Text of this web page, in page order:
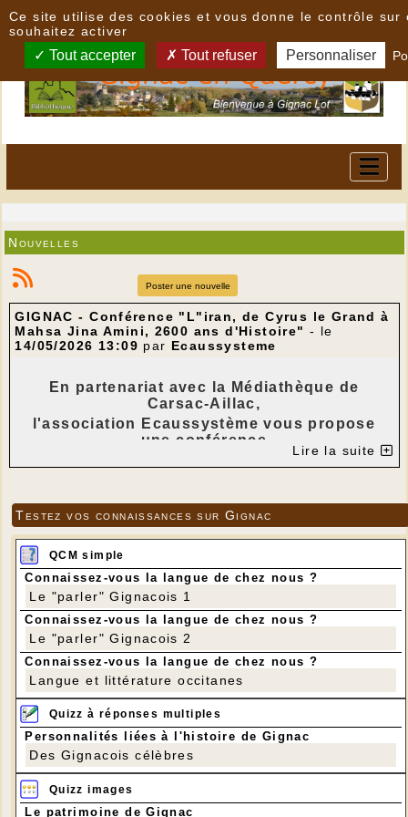
Nouvelles
Poster une nouvelle
GIGNAC - Conférence "L"iran, de Cyrus le Grand à
Mahsa Jina Amini, 2600 ans d'Histoire" - le
14/05/2026 13:09 par Ecaussysteme
En partenariat avec la Médiathèque de
Carsac-Aillac,
l'association Ecaussystème vous propose
une conférence
le vendredi 29 mai à 20h 30 à Gignac.
Amini, 2600 ans d'Histoire ».
---
La culture de la Perse, ( l'Iran actuel), a exercé
dans l' Antiquité une influence puissante dans
tout le Proche-Orient, le bassin de la
Méditerranée et bien au-delà.
Les Perses des empires Achéménides et
Sassanides ont introduit des concepts
nouveaux dans des innovations et des
inventions considérées comme allant de soi
aujourd'hui.
Les premiers systèmes de réfrigération et d'air
conditionné, le moulin à vent sont issus de la
civilisation Perse .
La littérature et la poésie Perse sont restées
célèbres .
Lire la suite
Testez vos connaissances sur Gignac
QCM simple
Connaissez-vous la langue de chez nous ?
Le "parler" Gignacois 1
Connaissez-vous la langue de chez nous ?
Le "parler" Gignacois 2
Connaissez-vous la langue de chez nous ?
Langue et littérature occitanes
Quizz à réponses multiples
Personnalités liées à l'histoire de Gignac
Des Gignacois célèbres
Quizz images
Le patrimoine de Gignac
Ce site utilise des cookies et vous donne le contrôle sur
souhaitez activer
Tout accepter Tout refuser Personnaliser